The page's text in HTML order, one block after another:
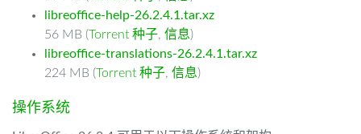
libreoffice-help-26.2.4.1.tar.xz
56 MB (Torrent 种子, 信息)
libreoffice-translations-26.2.4.1.tar.xz
224 MB (Torrent 种子, 信息)
操作系统